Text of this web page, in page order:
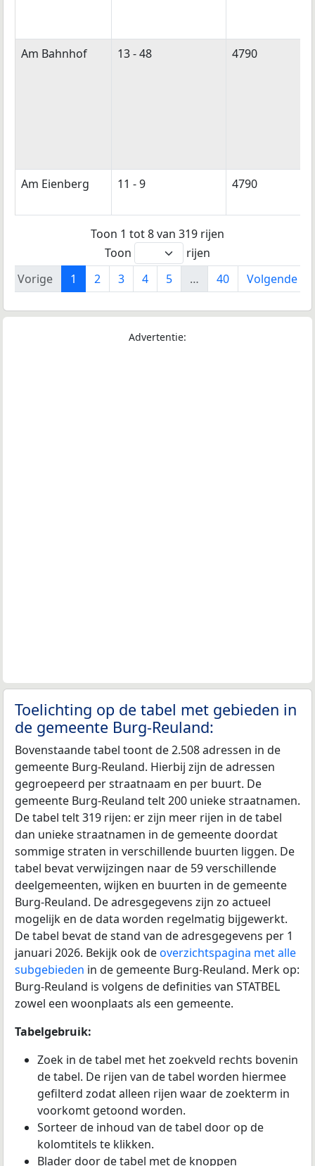
Am Bahnhof 13 - 48 4790
Am Eienberg 11 - 9 4790
Toon 1 tot 8 van 319 rijen
Toon
rijen
Vorige
1 2 3 4 5 … 40 Volgende
Advertentie:
Toelichting op de tabel met gebieden in
de gemeente Burg-Reuland:
Bovenstaande tabel toont de 2.508 adressen in de
gemeente Burg-Reuland. Hierbij zijn de adressen
gegroepeerd per straatnaam en per buurt. De
gemeente Burg-Reuland telt 200 unieke straatnamen.
De tabel telt 319 rijen: er zijn meer rijen in de tabel
dan unieke straatnamen in de gemeente doordat
sommige straten in verschillende buurten liggen. De
tabel bevat verwijzingen naar de 59 verschillende
deelgemeenten, wijken en buurten in de gemeente
Burg-Reuland. De adresgegevens zijn zo actueel
mogelijk en de data worden regelmatig bijgewerkt.
De tabel bevat de stand van de adresgegevens per 1
januari 2026. Bekijk ook deoverzichtspagina met alle
subgebieden in de gemeente Burg-Reuland. Merk op:
Burg-Reuland is volgens de definities van STATBEL
zowel een woonplaats als een gemeente.
Tabelgebruik:
Zoek in de tabel met het zoekveld rechts bovenin
de tabel. De rijen van de tabel worden hiermee
gefilterd zodat alleen rijen waar de zoekterm in
voorkomt getoond worden.
Sorteer de inhoud van de tabel door op de
kolomtitels te klikken.
Blader door de tabel met de knoppen